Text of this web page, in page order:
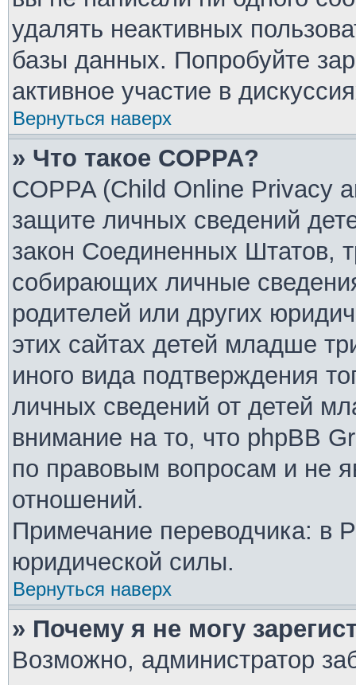
удалять неактивных
базы данных. Попробуйте
активное участие в
Вернуться наверх
» Что такое COPPA?
COPPA (Child Online Privacy
защите личных сведений
закон Соединенных Штатов,
собирающих личные
родителей или других
этих сайтах детей младше
иного вида подтверждения
личных сведений от детей
внимание на то, что phpBB
по правовым вопросам и не
отношений.
Примечание переводчика: в
юридической силы.
Вернуться наверх
» Почему я не могу
Возможно, администратор